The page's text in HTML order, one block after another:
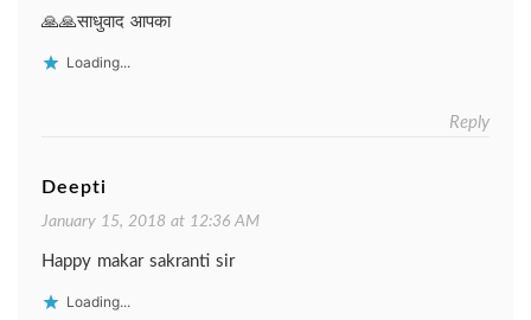
🙏🙏साधुवाद आपका
Loading...
Reply
Deepti
January 15, 2018 at 12:36 AM
Happy makar sakranti sir
Loading...